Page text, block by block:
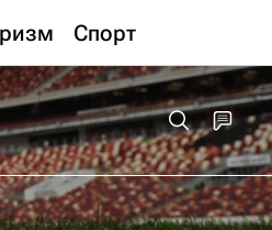
Спорт